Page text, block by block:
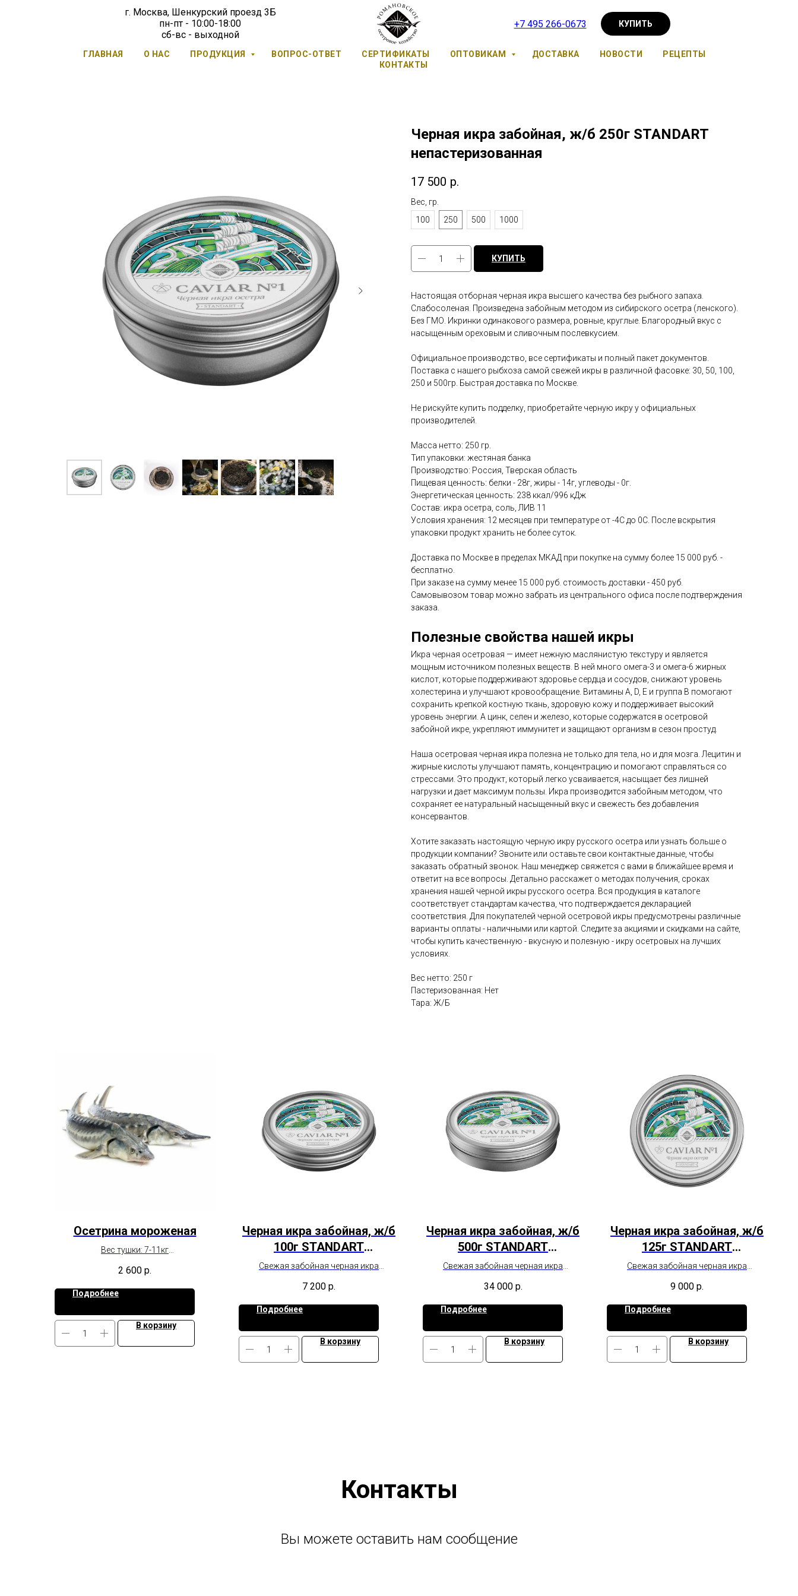
г. Москва, Шенкурский проезд 3Б
пн-пт - 10:00-18:00
сб-вс - выходной
+7 495 266-0673 КУПИТЬ
ГЛАВНАЯ О НАС ПРОДУКЦИЯ ВОПРОС-ОТВЕТ СЕРТИФИКАТЫ ОПТОВИКАМ ДОСТАВКА НОВОСТИ
РЕЦЕПТЫ
КОНТАКТЫ
Черная икра забойная, ж/б 250г STANDART
непастеризованная
17 500 р.
Вес, гр.
100
250 500 1000
КУПИТЬ
Настоящая отборная черная икра высшего качества без рыбного запаха.
Слабосоленая. Произведена забойным методом из сибирского осетра (ленского).
Без ГМО. Икринки одинакового размера, ровные, круглые. Благородный вкус с
насыщенным ореховым и сливочным послевкусием.
Официальное производство, все сертификаты и полный пакет документов.
Поставка с нашего рыбхоза самой свежей икры в различной фасовке: 30, 50, 100,
250 и 500гр. Быстрая доставка по Москве.
Не рискуйте купить подделку, приобретайте черную икру у официальных
производителей.
Масса нетто: 250 гр.
Тип упаковки: жестяная банка
Производство: Россия, Тверская область
Пищевая ценность: белки - 28г, жиры - 14г, углеводы - 0г.
Энергетическая ценность: 238 ккал/996 кДж
Состав: икра осетра, соль, ЛИВ 11
Условия хранения: 12 месяцев при температуре от -4С до 0С. После вскрытия
упаковки продукт хранить не более суток.
Доставка по Москве в пределах МКАД при покупке на сумму более 15 000 руб. -
бесплатно.
При заказе на сумму менее 15 000 руб. стоимость доставки - 450 руб.
Самовывозом товар можно забрать из центрального офиса после подтверждения
заказа.
Полезные свойства нашей икры
Икра черная осетровая — имеет нежную маслянистую текстуру и является
мощным источником полезных веществ. В ней много омега-3 и омега-6 жирных
кислот, которые поддерживают здоровье сердца и сосудов, снижают уровень
холестерина и улучшают кровообращение. Витамины A, D, E и группа B помогают
сохранить крепкой костную ткань, здоровую кожу и поддерживает высокий
уровень энергии. А цинк, селен и железо, которые содержатся в осетровой
забойной икре, укрепляют иммунитет и защищают организм в сезон простуд.
Наша осетровая черная икра полезна не только для тела, но и для мозга. Лецитин и
жирные кислоты улучшают память, концентрацию и помогают справляться со
стрессами. Это продукт, который легко усваивается, насыщает без лишней
нагрузки и дает максимум пользы. Икра производится забойным методом, что
сохраняет ее натуральный насыщенный вкус и свежесть без добавления
консервантов.
Хотите заказать настоящую черную икру русского осетра или узнать больше о
продукции компании? Звоните или оставьте свои контактные данные, чтобы
заказать обратный звонок. Наш менеджер свяжется с вами в ближайшее время и
ответит на все вопросы. Детально расскажет о методах получения, сроках
хранения нашей черной икры русского осетра. Вся продукция в каталоге
соответствует стандартам качества, что подтверждается декларацией
соответствия. Для покупателей черной осетровой икры предусмотрены различные
варианты оплаты - наличными или картой. Следите за акциями и скидками на сайте,
чтобы купить качественную - вкусную и полезную - икру осетровых на лучших
условиях.
Вес нетто: 250 г
Пастеризованная: Нет
Тара: Ж/Б
Осетрина мороженая
Вес тушки: 7-11кг
Опт - цена договорная
2 600 р.
Подробнее
В корзину
Черная икра забойная, ж/б
100г STANDART
непастеризованная
Свежая забойная черная икра
7 200 р.
Подробнее
В корзину
Черная икра забойная, ж/б
500г STANDART
непастеризованная
Свежая забойная черная икра
34 000 р.
Подробнее
В корзину
Черная икра забойная, ж/б
125г STANDART
непастеризованная
Свежая забойная черная икра
9 000 р.
Подробнее
В корзину
Контакты
Вы можете оставить нам сообщение